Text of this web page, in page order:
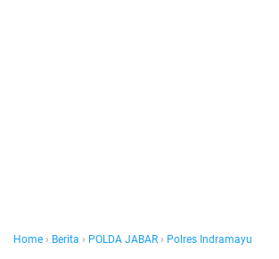
Home › Berita › POLDA JABAR › Polres Indramayu